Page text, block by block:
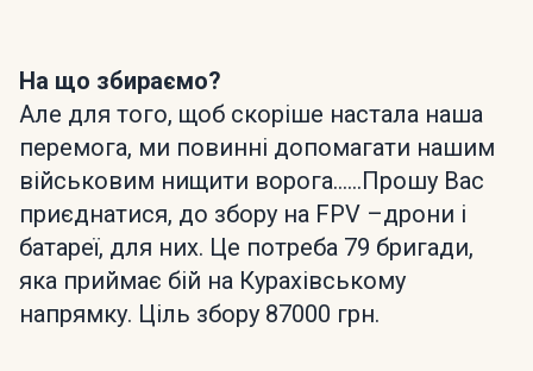
На що збираємо?
Але для того, щоб скоріше настала наша
перемога, ми повинні допомагати нашим
військовим нищити ворога……Прошу Вас
приєднатися, до збору на FPV –дрони і
батареї, для них. Це потреба 79 бригади,
яка приймає бій на Курахівському
напрямку. Ціль збору 87000 грн.